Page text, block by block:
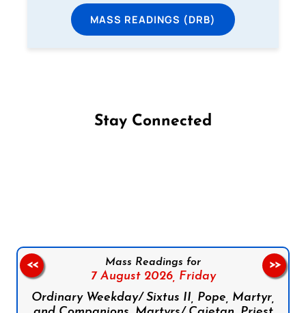
MASS READINGS (DRB)
Stay Connected
Mass Readings for
7 August 2026, Friday
Ordinary Weekday/ Sixtus II, Pope, Martyr,
<< >>